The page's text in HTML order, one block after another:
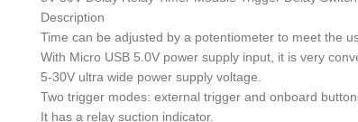
Description
Time can be adjusted by a potentiometer to meet the
With Micro USB 5.0V power supply input, it is very
5-30V ultra wide power supply voltage.
Two trigger modes: external trigger and onboard
It has a relay suction indicator.